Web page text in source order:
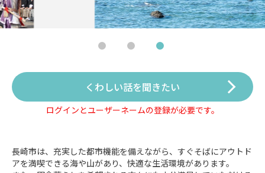
くわしい話を聞きたい
ログインとユーザーネームの登録が必要です。
長崎市は、充実した都市機能を備えながら、すぐそばにアウトド
アを満喫できる海や山があり、快適な生活環境があります。